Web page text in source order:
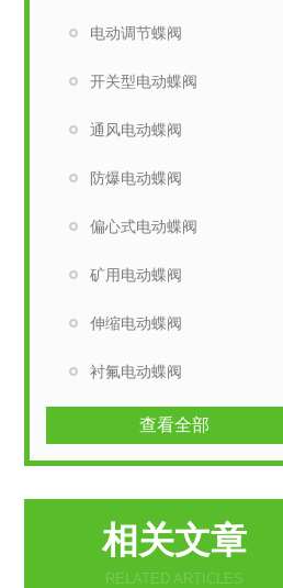
电动调节蝶阀
开关型电动蝶阀
通风电动蝶阀
防爆电动蝶阀
偏心式电动蝶阀
矿用电动蝶阀
伸缩电动蝶阀
衬氟电动蝶阀
查看全部
相关文章
RELATED ARTICLES